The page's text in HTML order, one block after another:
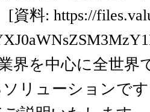
[資料: https://
界を中心に全世界
ソリューションで